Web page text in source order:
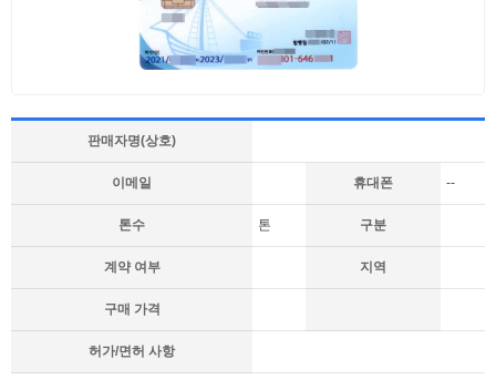
판매자명(상호)
이메일 휴대폰 --
톤수 톤 구분
계약 여부 지역
구매 가격
허가/면허 사항